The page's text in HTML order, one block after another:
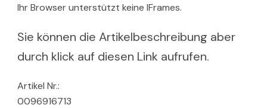
Ihr Browser unterstützt keine IFrames.
Sie können die Artikelbeschreibung aber
durch klick auf diesen Link aufrufen.
Artikel Nr.:
0096916713